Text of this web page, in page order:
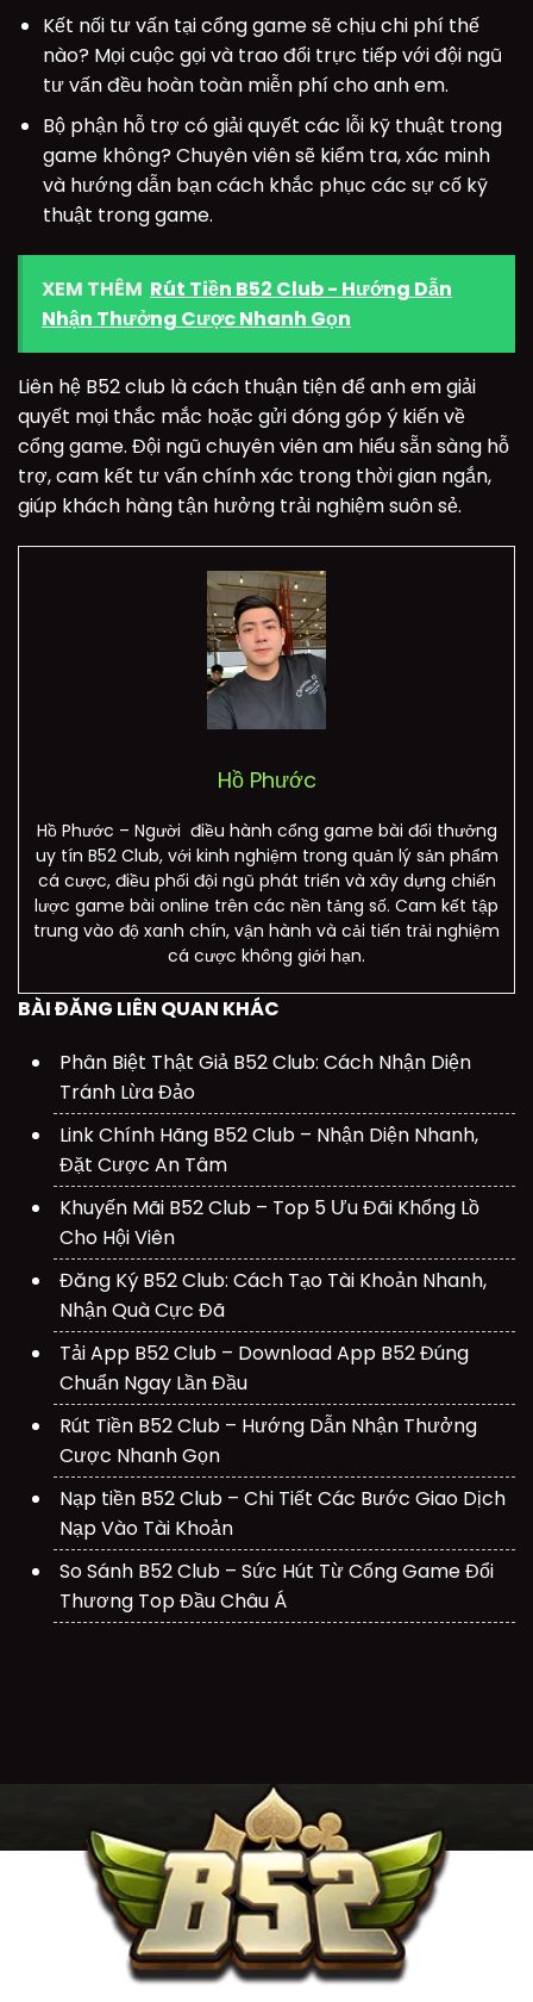
Kết nối tư vấn tại cổng game sẽ chịu chi phí thế
nào? Mọi cuộc gọi và trao đổi trực tiếp với đội ngũ
tư vấn đều hoàn toàn miễn phí cho anh em.
Bộ phận hỗ trợ có giải quyết các lỗi kỹ thuật trong
game không? Chuyên viên sẽ kiểm tra, xác minh
và hướng dẫn bạn cách khắc phục các sự cố kỹ
thuật trong game.
XEM THÊM Rút Tiền B52 Club - Hướng Dẫn
Nhận Thưởng Cược Nhanh Gọn
Liên hệ B52 club là cách thuận tiện để anh em giải
quyết mọi thắc mắc hoặc gửi đóng góp ý kiến về
cổng game. Đội ngũ chuyên viên am hiểu sẵn sàng hỗ
trợ, cam kết tư vấn chính xác trong thời gian ngắn,
giúp khách hàng tận hưởng trải nghiệm suôn sẻ.
Hồ Phước
Hồ Phước – Người điều hành cổng game bài đổi thưởng
uy tín B52 Club, với kinh nghiệm trong quản lý sản phẩm
cá cược, điều phối đội ngũ phát triển và xây dựng chiến
lược game bài online trên các nền tảng số. Cam kết tập
trung vào độ xanh chín, vận hành và cải tiến trải nghiệm
cá cược không giới hạn.
BÀI ĐĂNG LIÊN QUAN KHÁC
Phân Biệt Thật Giả B52 Club: Cách Nhận Diện
Tránh Lừa Đảo
Link Chính Hãng B52 Club – Nhận Diện Nhanh,
Đặt Cược An Tâm
Khuyến Mãi B52 Club – Top 5 Ưu Đãi Khổng Lồ
Cho Hội Viên
Đăng Ký B52 Club: Cách Tạo Tài Khoản Nhanh,
Nhận Quà Cực Đã
Tải App B52 Club – Download App B52 Đúng
Chuẩn Ngay Lần Đầu
Rút Tiền B52 Club – Hướng Dẫn Nhận Thưởng
Cược Nhanh Gọn
Nạp tiền B52 Club – Chi Tiết Các Bước Giao Dịch
Nạp Vào Tài Khoản
So Sánh B52 Club – Sức Hút Từ Cổng Game Đổi
Thương Top Đầu Châu Á